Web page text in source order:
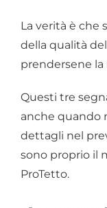
La verità è che
della qualità
prendersene la
Questi tre
anche quando
dettagli nel
sono proprio il
ProTetto.